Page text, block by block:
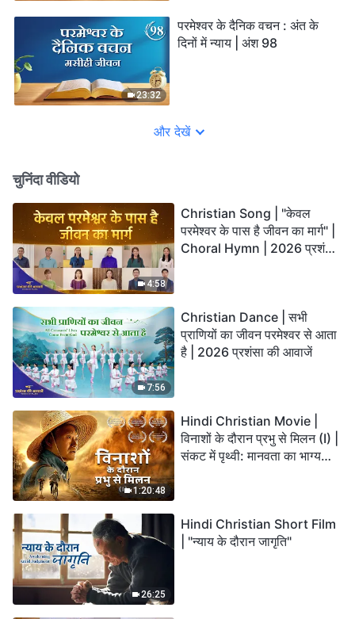
23:32
परमेश्वर के दैनिक वचन : अंत के
दिनों में न्याय | अंश 98
और देखें
चुनिंदा वीडियो
4:58
Christian Song | "केवल
परमेश्वर के पास है जीवन का मार्ग" |
Choral Hymn | 2026 प्रशंसा
7:56
Christian Dance | सभी
प्राणियों का जीवन परमेश्वर से आता
है | 2026 प्रशंसा की आवाजें
1:20:48
Hindi Christian Movie |
विनाशों के दौरान प्रभु से मिलन (I) |
संकट में पृथ्वी: मानवता का भाग्य
26:25
Hindi Christian Short Film
| "न्याय के दौरान जागृति"